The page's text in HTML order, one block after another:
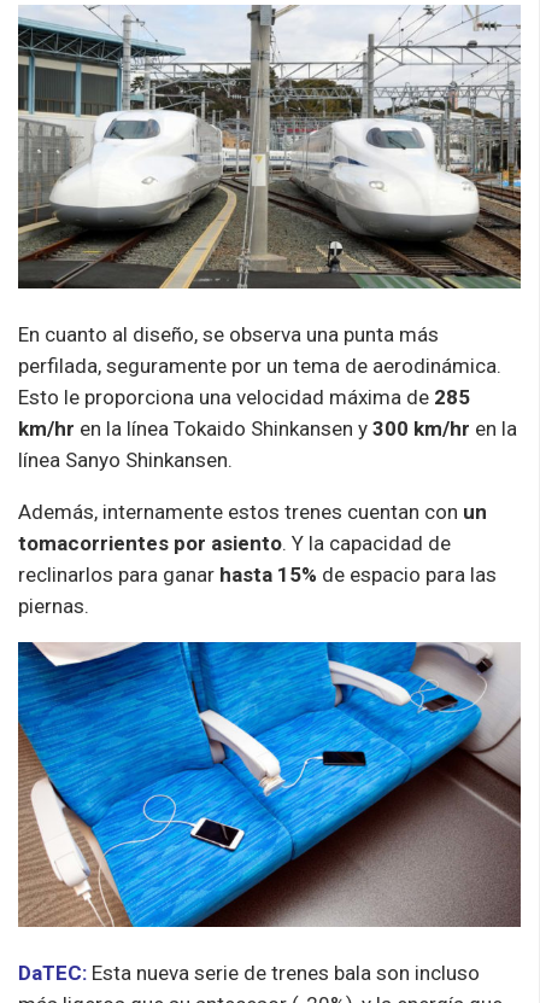
En cuanto al diseño, se observa una punta más
perfilada, seguramente por un tema de aerodinámica.
Esto le proporciona una velocidad máxima de 285
km/hr en la línea Tokaido Shinkansen y 300 km/hr en la
línea Sanyo Shinkansen.
Además, internamente estos trenes cuentan con un
tomacorrientes por asiento. Y la capacidad de
reclinarlos para ganar hasta 15% de espacio para las
piernas.
DaTEC: Esta nueva serie de trenes bala son incluso